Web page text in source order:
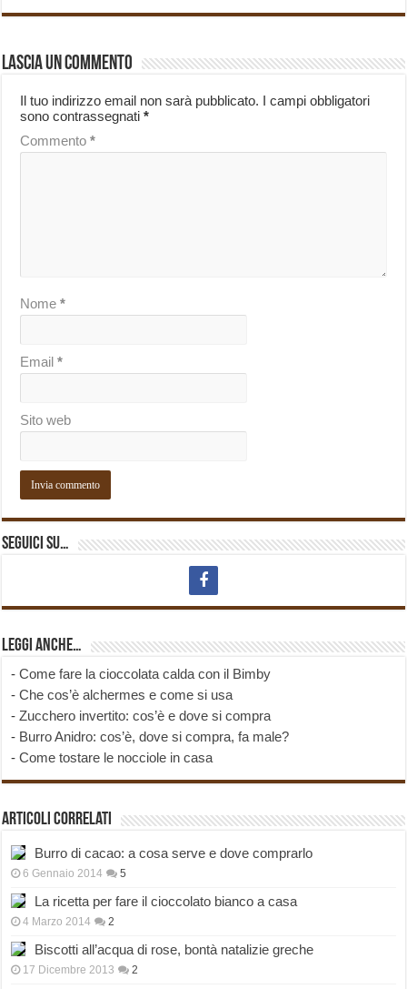
Lascia un commento
Il tuo indirizzo email non sarà pubblicato. I campi obbligatori
sono contrassegnati*
Commento*
Nome*
Email*
Sito web
Seguici su…
Leggi anche…
-Come fare la cioccolata calda con il Bimby
-Che cos’è alchermes e come si usa
-Zucchero invertito: cos’è e dove si compra
- Burro Anidro: cos’è, dove si compra, fa male?
-Come tostare le nocciole in casa
Articoli correlati
Burro di cacao: a cosa serve e dove comprarlo
6 Gennaio 2014 5
La ricetta per fare il cioccolato bianco a casa
4 Marzo 2014 2
Biscotti all’acqua di rose, bontà natalizie greche
17 Dicembre 2013 2